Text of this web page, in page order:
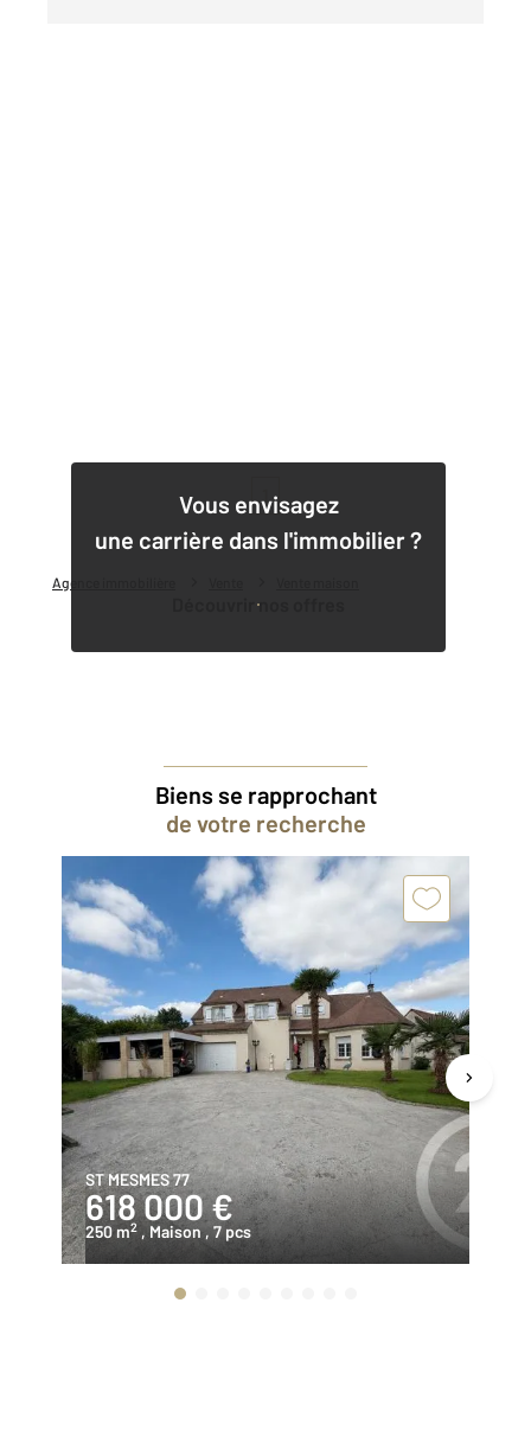
Agence immobilière
Vous envisagez
une carrière dans l'immobilier ?
Découvrir nos offres
Biens se rapprochant
de votre recherche
ST MESMES 77
618 000 €
250 m2 , Maison , 7 pcs